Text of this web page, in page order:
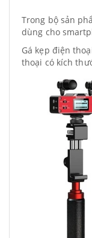
Trong bộ sản
dùng cho
Gá kẹp điện
thoại có kích